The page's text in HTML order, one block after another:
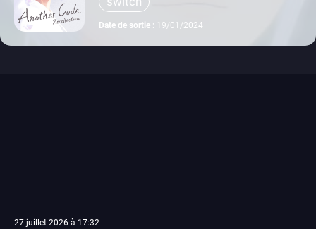
Date de sortie : 19/01/2024
27 juillet 2026 à 17:32